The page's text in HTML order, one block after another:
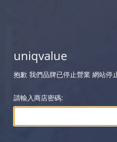
uniqvalue
抱歉 我們品牌已停止營業 網站停
請輸入商店密碼: